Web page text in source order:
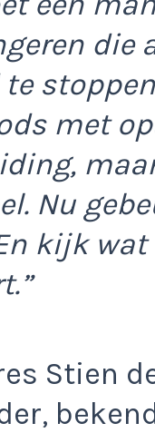
die
met
Nu
kijk wat
Stien